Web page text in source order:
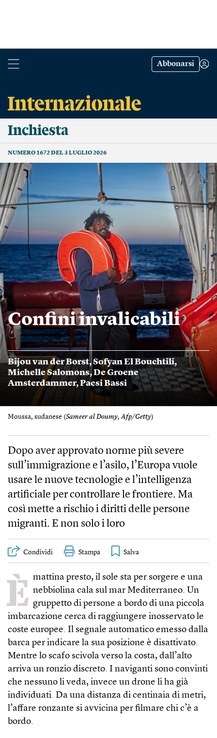
Abbonarsi
Inchiesta
NUMERO 1672 DEL 3 LUGLIO 2026
Moussa, sudanese (Sameer al Doumy, Afp/Getty)
Confini invalicabili
Bijou van der Borst,Sofyan El Bouchtili,
Michelle Salomons,De Groene
Amsterdammer,Paesi Bassi
Dopo aver approvato norme più severe
sull’immigrazione e l’asilo, l’Europa vuole
usare le nuove tecnologie e l’intelligenza
artificiale per controllare le frontiere. Ma
così mette a rischio i diritti delle persone
migranti. E non solo i loro
Condividi Stampa
È mattina presto, il sole sta per sorgere e una
nebbiolina cala sul mar Mediterraneo. Un
gruppetto di persone a bordo di una piccola
imbarcazione cerca di raggiungere inosservato le
coste europee. Il segnale automatico emesso dalla
barca per indicare la sua posizione è disattivato.
Mentre lo scafo scivola verso la costa, dall’alto
arriva un ronzio discreto. I naviganti sono convinti
che nessuno li veda, invece un drone li ha già
individuati. Da una distanza di centinaia di metri,
l’affare ronzante si avvicina per filmare chi c’è a
bordo.